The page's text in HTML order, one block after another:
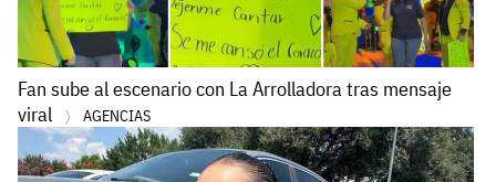
Fan sube al escenario con La Arrolladora tras mensaje
viral
AGENCIAS